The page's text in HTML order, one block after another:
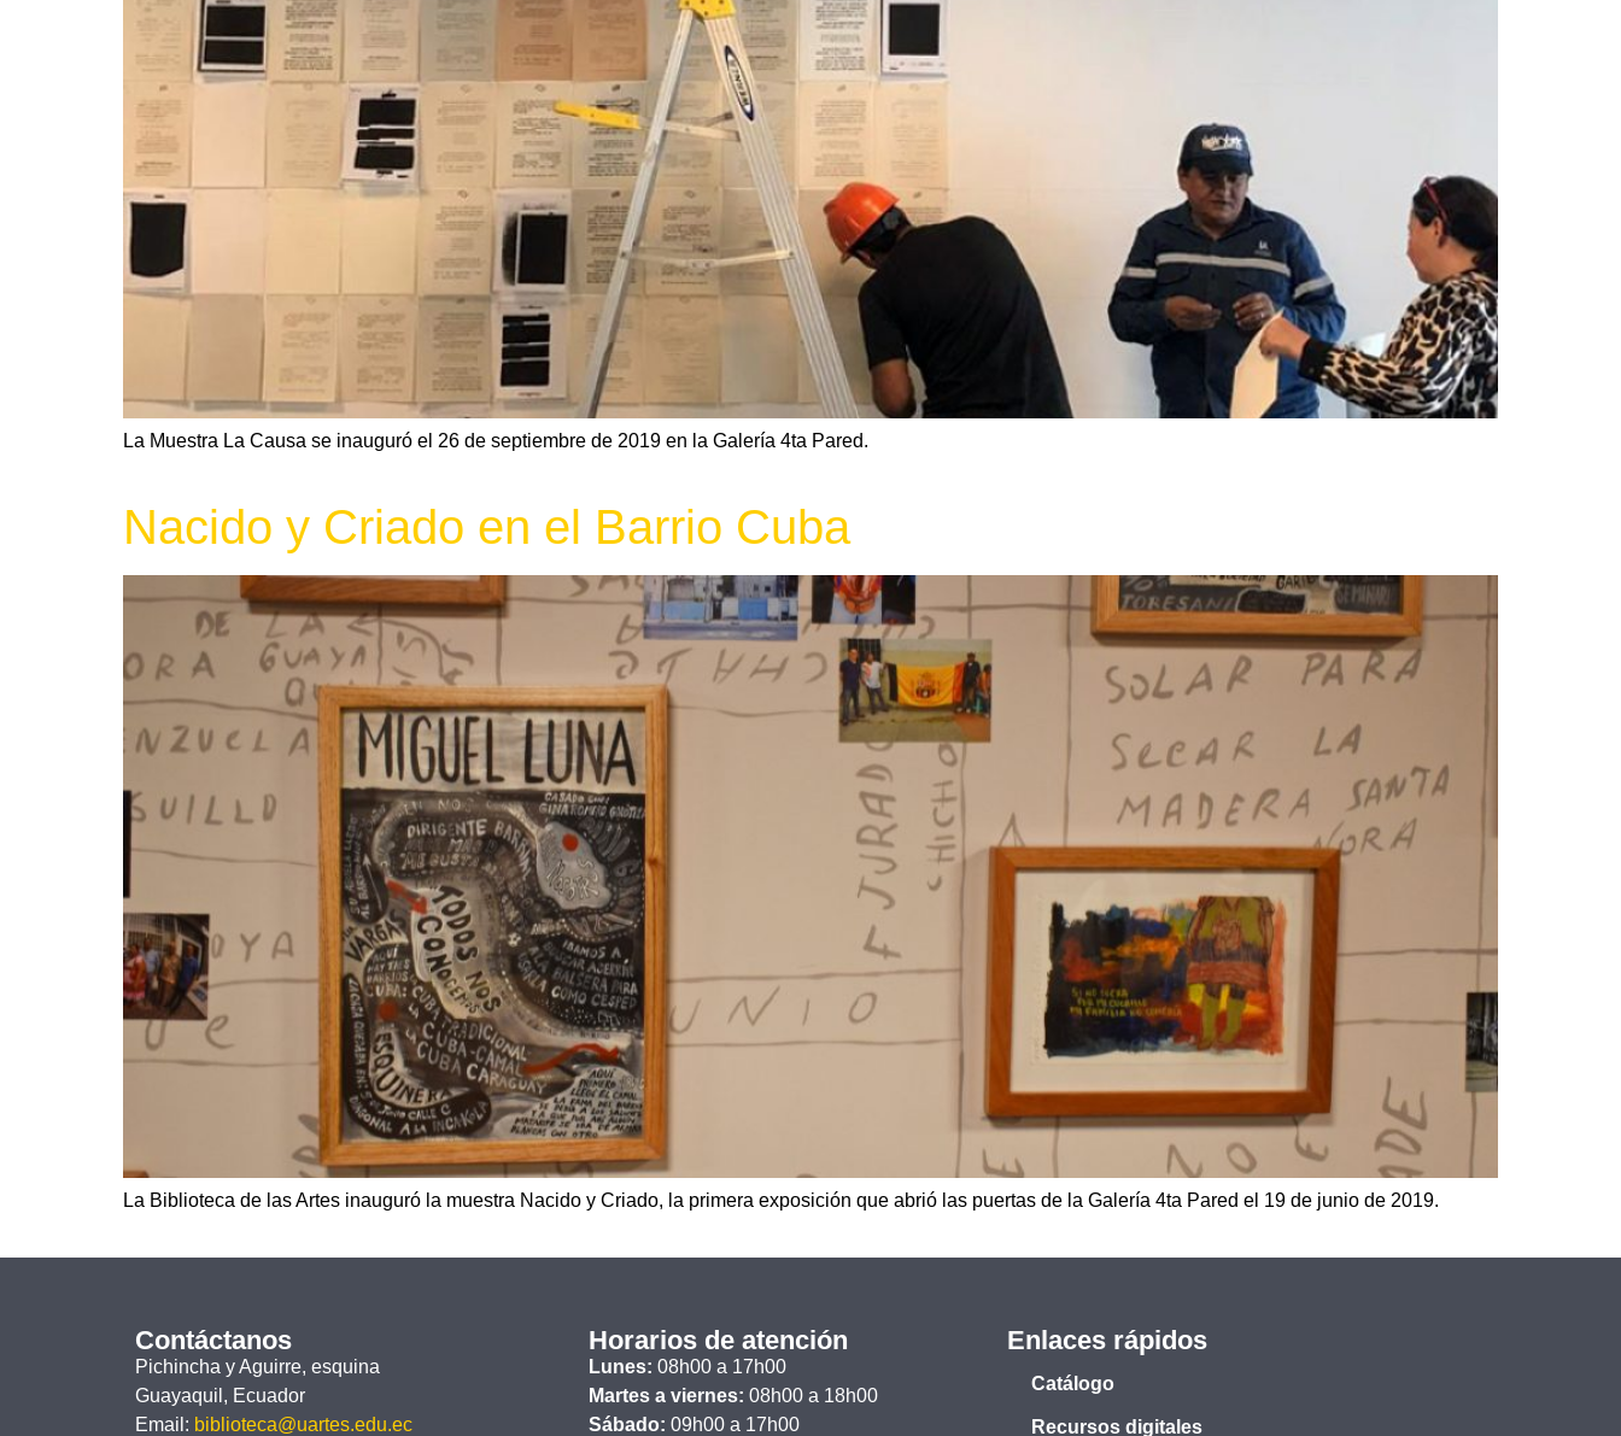
La Muestra La Causa se inauguró el 26 de septiembre de 2019 en la Galería 4ta Pared.
Nacido y Criado en el Barrio Cuba
La Biblioteca de las Artes inauguró la muestra Nacido y Criado, la primera exposición que abrió las puertas de la Galería 4ta Pared el 19 de junio de 2019.
Contáctanos
Pichincha y Aguirre, esquina
Guayaquil, Ecuador
Email: biblioteca@uartes.edu.ec
Horarios de atención
Lunes: 08h00 a 17h00
Martes a viernes: 08h00 a 18h00
Sábado: 09h00 a 17h00
Enlaces rápidos
Catálogo
Recursos digitales